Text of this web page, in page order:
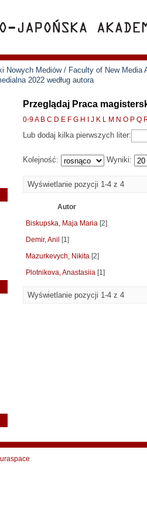
Nowych Mediów / Faculty of New Media
2022 według autora
Przeglądaj Praca
0-9A B C D E F G H J K L M N O P Q
Lub dodaj kilka pierwszych liter:
Kolejność: Wyniki:
Wyświetlanie pozycji 1-4 z 4
Autor
Biskupska, Maja Maria [2]
Demir, Anil
[1]
Mazurkevych, Nikita [2]
Plotnikova, Anastasiia [1]
Wyświetlanie pozycji 1-4 z 4